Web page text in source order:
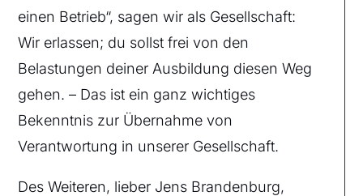
einen Betrieb“, sagen wir als Gesellschaft:
Wir erlassen; du sollst frei von den
Belastungen deiner Ausbildung diesen Weg
gehen. – Das ist ein ganz wichtiges
Bekenntnis zur Übernahme von
Verantwortung in unserer Gesellschaft.
Des Weiteren, lieber Jens Brandenburg,